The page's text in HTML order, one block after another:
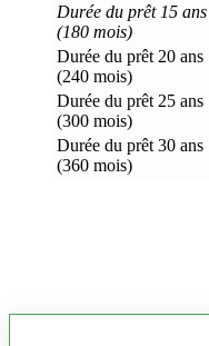
Durée du prêt 15 ans
(180 mois)
Durée du prêt 20 ans
(240 mois)
Durée du prêt 25 ans
(300 mois)
Durée du prêt 30 ans
(360 mois)